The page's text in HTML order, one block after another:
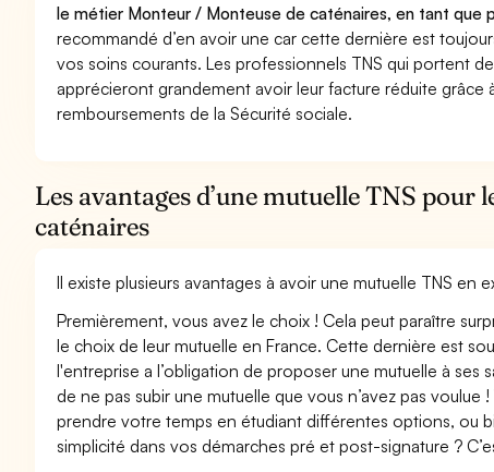
le métier Monteur / Monteuse de caténaires, en tant que
recommandé d’en avoir une car cette dernière est
vos soins courants. Les professionnels TNS qui portent
apprécieront grandement avoir leur facture réduite grâce
remboursements de la Sécurité sociale.
Les avantages d’une mutuelle TNS
caténaires
Il existe plusieurs avantages à avoir une mutuelle TNS
Premièrement, vous avez le choix ! Cela peut paraître
le choix de leur mutuelle en France. Cette dernière est
l'entreprise a l’obligation de proposer une mutuelle à ses
de ne pas subir une mutuelle que vous n’avez pas
prendre votre temps en étudiant différentes options, ou
simplicité dans vos démarches pré et post-signature ?